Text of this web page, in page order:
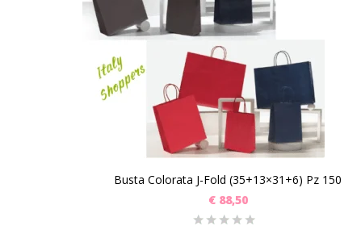
Busta Colorata J-Fold (35+13×31+6) Pz 150
€88,50